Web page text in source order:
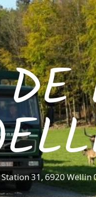
31, 6920 Wellin